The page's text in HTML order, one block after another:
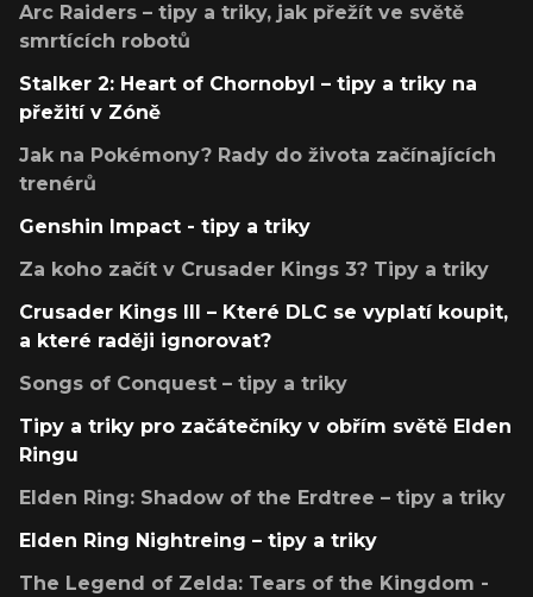
Arc Raiders – tipy a triky, jak přežít ve světě
smrtících robotů
Stalker 2: Heart of Chornobyl – tipy a triky na
přežití v Zóně
Jak na Pokémony? Rady do života začínajících
trenérů
Genshin Impact - tipy a triky
Za koho začít v Crusader Kings 3? Tipy a triky
Crusader Kings III – Které DLC se vyplatí koupit,
a které raději ignorovat?
Songs of Conquest – tipy a triky
Tipy a triky pro začátečníky v obřím světě Elden
Ringu
Elden Ring: Shadow of the Erdtree – tipy a triky
Elden Ring Nightreing – tipy a triky
The Legend of Zelda: Tears of the Kingdom -